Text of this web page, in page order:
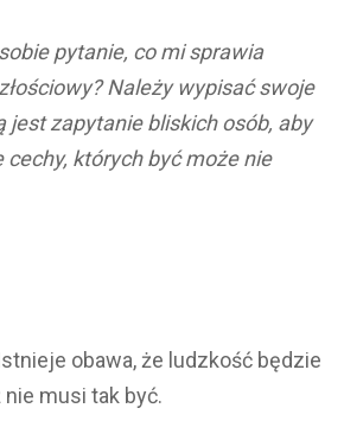
pytanie, co mi sprawia
Należy wypisać swoje
zapytanie bliskich osób, aby
których być może nie
obawa, że ludzkość będzie
musi tak być.